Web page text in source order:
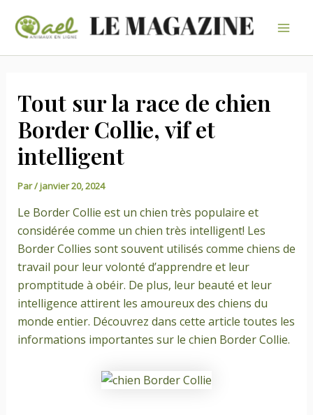
Tout sur la race de chien
Border Collie, vif et
intelligent
Par/janvier 20, 2024
Le Border Collie est un chien très populaire et
considérée comme un chien très intelligent! Les
Border Collies sont souvent utilisés comme chiens de
travail pour leur volonté d’apprendre et leur
promptitude à obéir. De plus, leur beauté et leur
intelligence attirent les amoureux des chiens du
monde entier. Découvrez dans cette article toutes les
informations importantes sur le chien Border Collie.